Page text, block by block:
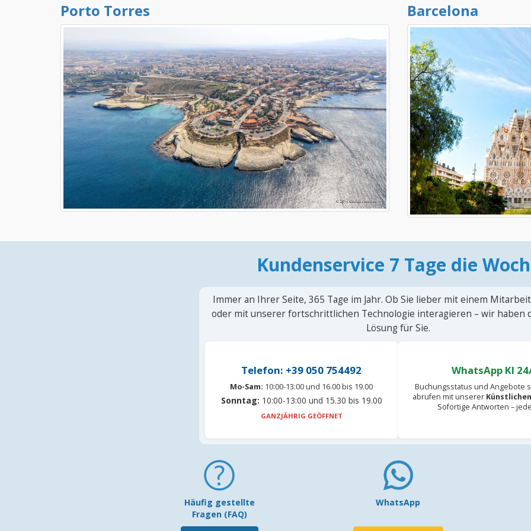
Porto Torres Barcelona
Kundenservice 7 Tage die
Immer an Ihrer Seite, 365 Tage im Jahr. Ob Sie lieber mit einem
oder mit unserer fortschrittlichen Technologie interagieren – wir haben
Lösung für Sie.
Telefon: +39 050 754492
Mo-Sam: 10:00-13:00 und 16.00 bis 19.00
Sonntag: 10:00-13:00 und 15.30 bis 19.00
GANZJÄHRIG GEÖFFNET
WhatsApp KI
Buchungsstatus und Angebote
abrufen mit unserer
Sofortige Antworten –
Häufig gestellte
Fragen (FAQ)
WhatsApp